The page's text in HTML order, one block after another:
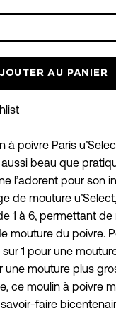
AU PANIER
à poivre Paris
beau que
l’adorent pour son
de mouture
1 à 6, permettant de
mouture du poivre.
1 pour une
une mouture plus
ce moulin à poivre
faire